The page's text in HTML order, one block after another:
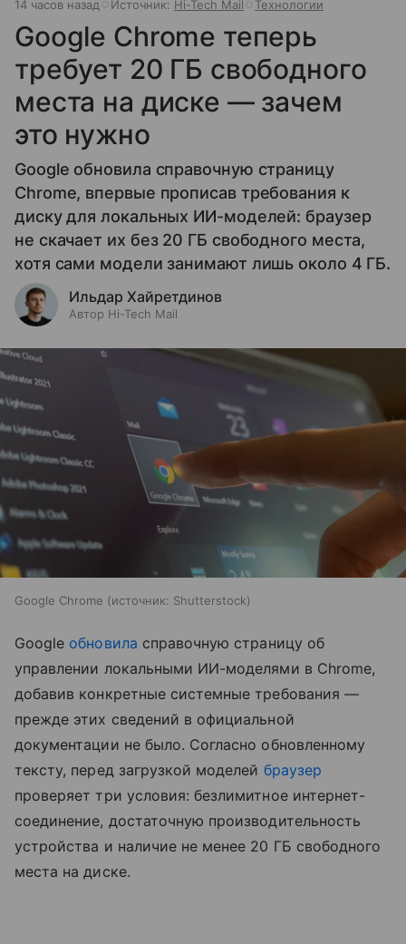
14 часов назад Источник: Hi-Tech Mail Технологии
Google Chrome теперь
требует 20 ГБ свободного
места на диске — зачем
это нужно
Google обновила справочную страницу
Chrome, впервые прописав требования к
диску для локальных ИИ-моделей: браузер
не скачает их без 20 ГБ свободного места,
хотя сами модели занимают лишь около 4 ГБ.
Ильдар Хайретдинов
Автор Hi-Tech Mail
Google Chrome источник: Shutterstock
Google обновила справочную страницу об
управлении локальными ИИ-моделями в Chrome,
добавив конкретные системные требования —
прежде этих сведений в официальной
документации не было. Согласно обновленному
тексту, перед загрузкой моделей браузер
проверяет три условия: безлимитное интернет-
соединение, достаточную производительность
устройства и наличие не менее 20 ГБ свободного
места на диске.